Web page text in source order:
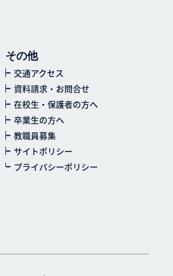
その他
交通アクセス
資料請求・お問合せ
在校生・保護者の方へ
卒業生の方へ
教職員募集
サイトポリシー
プライバシーポリシー